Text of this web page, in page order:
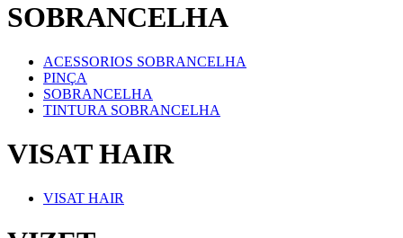
SOBRANCELHA
ACESSORIOS SOBRANCELHA
PINÇA
SOBRANCELHA
TINTURA SOBRANCELHA
VISAT HAIR
VISAT HAIR